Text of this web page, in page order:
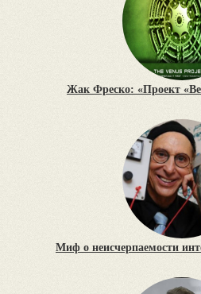
Жак Фреско: «Проект
Миф о неисчерпаемости